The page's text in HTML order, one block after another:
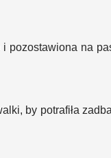
na
by potrafiła